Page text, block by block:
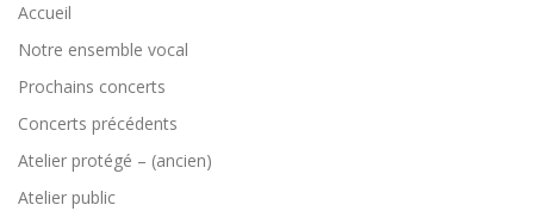
Accueil
Notre ensemble vocal
Prochains concerts
Concerts précédents
Atelier protégé – (ancien)
Atelier public